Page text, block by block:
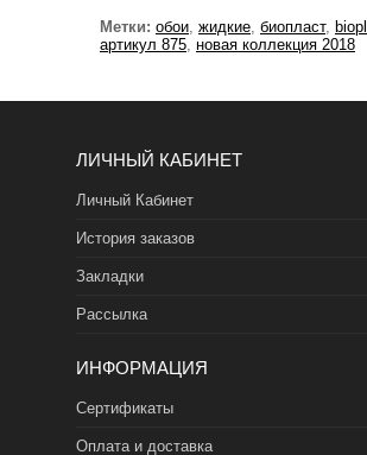
Метки: обои жидкие биопласт,
артикул 875 новая коллекция 2018
ЛИЧНЫЙ КАБИНЕТ
Личный Кабинет
История заказов
Закладки
Рассылка
ИНФОРМАЦИЯ
Сертификаты
Оплата и доставка